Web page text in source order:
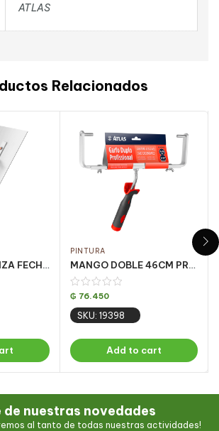
ATLAS
Relacionados
LLANA ACERO LIZA FECH PQT 6UN 12 X35CM
PINTURA
MANGO DOBLE 46CM PROFISSIONAL
₲ 76.450
SKU: 19398
Add to cart
de nuestras novedades
al tanto de todas nuestras actividades!